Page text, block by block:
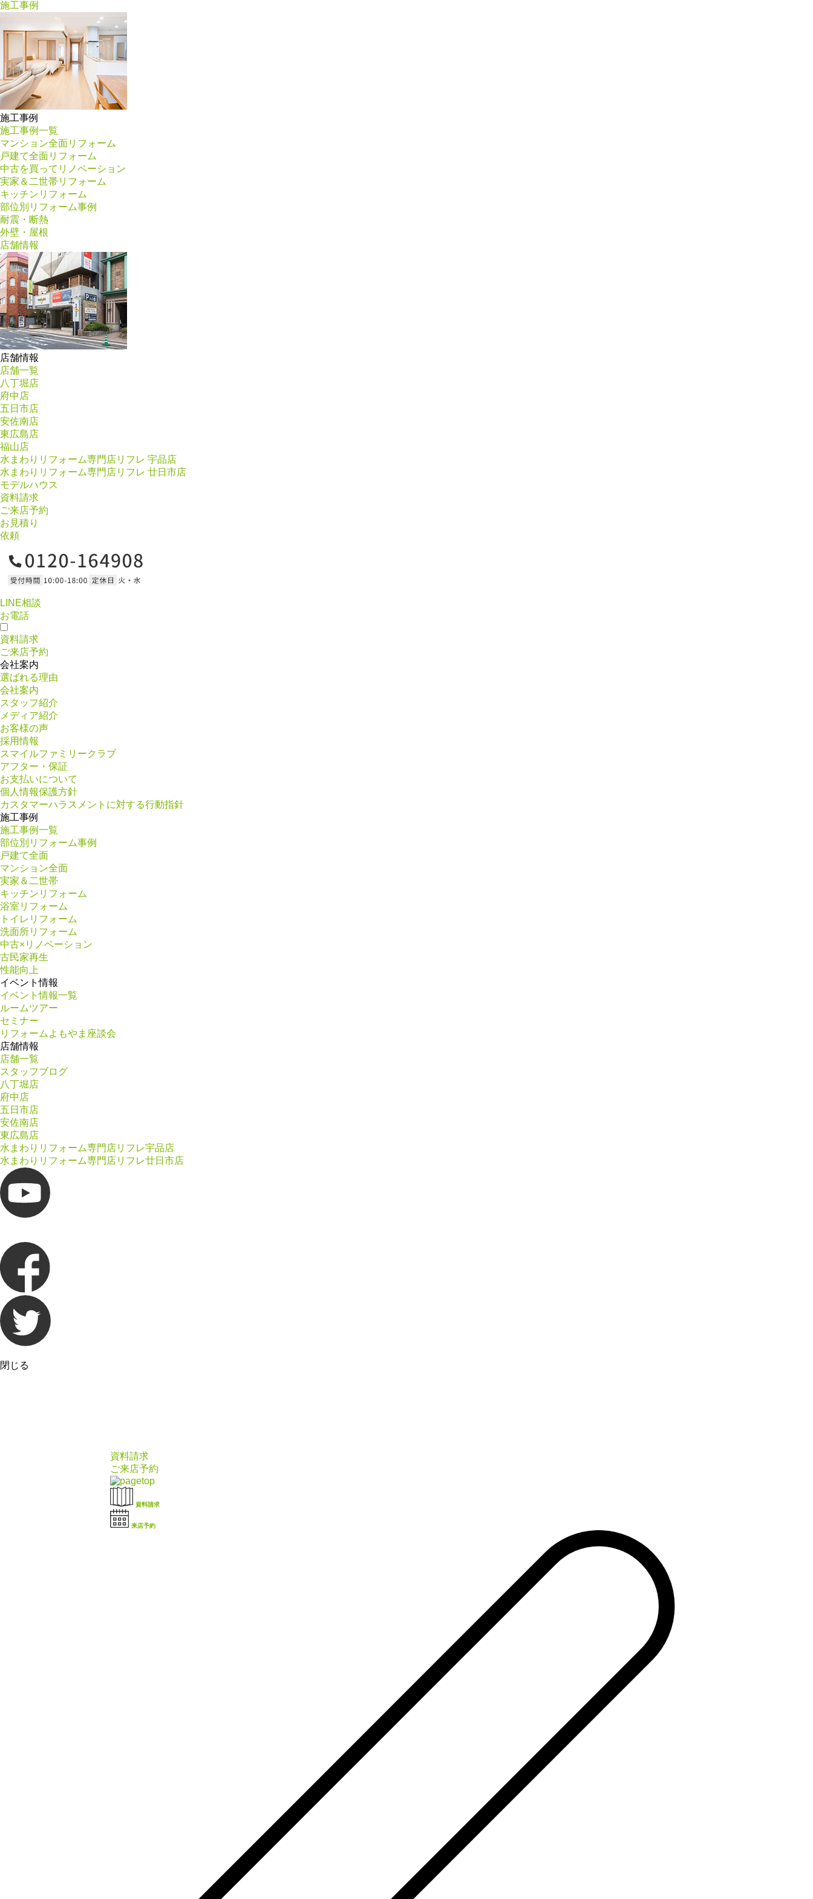
施工事例
施工事例
施工事例一覧
マンション全面リフォーム
戸建て全面リフォーム
中古を買ってリノベーション
実家＆二世帯リフォーム
キッチンリフォーム
部位別リフォーム事例
耐震・断熱
外壁・屋根
店舗情報
店舗情報
店舗一覧
八丁堀店
府中店
五日市店
安佐南店
東広島店
福山店
水まわりリフォーム専門店リフレ 宇品店
水まわりリフォーム専門店リフレ 廿日市店
モデルハウス
資料請求
ご来店予約
お見積り
依頼
LINE相談
お電話
資料請求
ご来店予約
会社案内
選ばれる理由
会社案内
スタッフ紹介
メディア紹介
お客様の声
採用情報
スマイルファミリークラブ
アフター・保証
お支払いについて
個人情報保護方針
カスタマーハラスメントに対する行動指針
施工事例
施工事例一覧
部位別リフォーム事例
戸建て全面
マンション全面
実家＆二世帯
キッチンリフォーム
浴室リフォーム
トイレリフォーム
洗面所リフォーム
中古×リノベーション
古民家再生
性能向上
イベント情報
イベント情報一覧
ルームツアー
セミナー
リフォームよもやま座談会
店舗情報
店舗一覧
スタッフブログ
八丁堀店
府中店
五日市店
安佐南店
東広島店
水まわりリフォーム専門店リフレ宇品店
水まわりリフォーム専門店リフレ廿日市店
閉じる
資料請求
ご来店予約
資料請求
来店予約